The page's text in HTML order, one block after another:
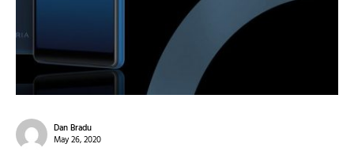
Dan Bradu
May 26, 2020